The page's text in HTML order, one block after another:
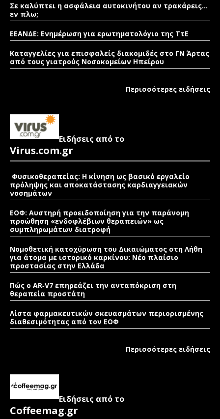
Σε καλύπτει η ασφάλεια αυτοκινήτου αν τρακάρεις…
εν πλω;
ΕΕΑΝΔΕ: Ενημέρωση για ερωτηματολόγιο της ΤτΕ
Καταγγελίες για επισφαλείς διακομιδές στο ΓΝ Άρτας
από τους γιατρούς Νοσοκομείων Ηπείρου
Περισσότερες ειδήσεις
Ειδήσεις από το
Virus.com.gr
Φυσικοθεραπείας: Η κίνηση ως βασικό εργαλείο
πρόληψης και αποκατάστασης καρδιαγγειακών
νοσημάτων
ΕΟΦ: Αυστηρή προειδοποίηση για την παράνομη
προώθηση «ενδοφλέβιων θεραπειών» ως
συμπληρωμάτων διατροφή
Νομοθετική κατοχύρωση του Δικαιώματος στη Λήθη
για άτομα με ιστορικό καρκίνου: Νέο πλαίσιο
προστασίας στην Ελλάδα
Πώς ο AR‑V7 επηρεάζει την ανταπόκριση στη
θεραπεία προστάτη
Λίστα φαρμακευτικών σκευασμάτων περιορισμένης
διαθεσιμότητας από τον ΕΟΦ
Περισσότερες ειδήσεις
Ειδήσεις από το
Coffeemag.gr